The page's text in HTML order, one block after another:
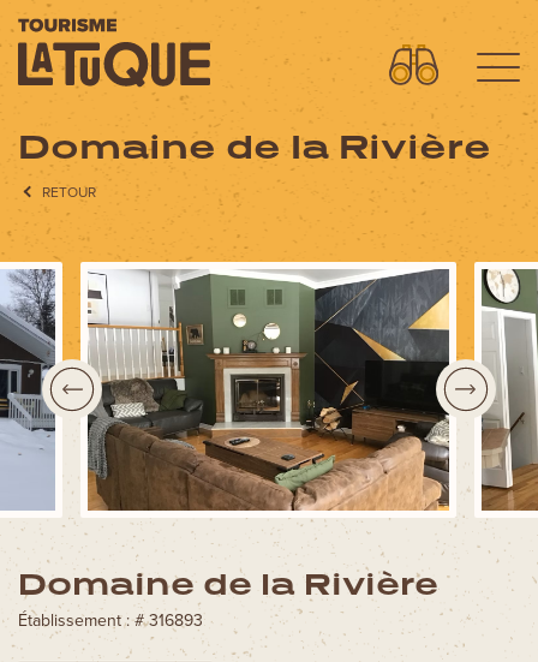
Menu
L'aventure commence ici
OÙ DORMIR?
OÙ MANGER?
QUOI FAIRE?
AVENTURES
FORFAITS SPECTACLES
CIRCUITS MOTO
Découvrez aussi
Circuits moto
Forfaits spectacles
Domaine de la Rivière
RETOUR
Domaine de la Rivière
Établissement : # 316893